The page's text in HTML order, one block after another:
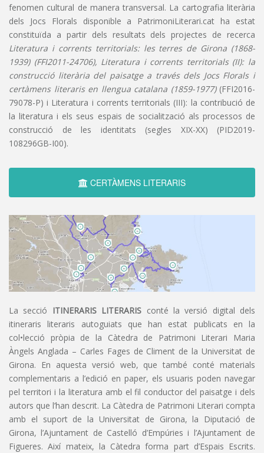
fenomen cultural de manera transversal. La cartografia literària
dels Jocs Florals disponible a PatrimoniLiterari.cat ha estat
constituïda a partir dels resultats dels projectes de recerca
Literatura i corrents territorials: les terres de Girona (1868-
1939) (FFI2011-24706), Literatura i corrents territorials (II): la
construcció literària del paisatge a través dels Jocs Florals i
certàmens literaris en llengua catalana (1859-1977)(FFI2016-
79078-P) i Literatura i corrents territorials (III): la contribució de
la literatura i els seus espais de socialització als processos de
construcció de les identitats (segles XIX-XX) (PID2019-
108296GB-I00).
CERTÀMENS LITERARIS
La secció ITINERARIS LITERARIS conté la versió digital dels
itineraris literaris autoguiats que han estat publicats en la
col•lecció pròpia de la Càtedra de Patrimoni Literari Maria
Àngels Anglada – Carles Fages de Climent de la Universitat de
Girona. En aquesta versió web, que també conté materials
complementaris a l’edició en paper, els usuaris poden navegar
pel territori i la literatura amb el fil conductor del paisatge i dels
autors que l’han descrit. La Càtedra de Patrimoni Literari compta
amb el suport de la Universitat de Girona, la Diputació de
Girona, l’Ajuntament de Castelló d’Empúries i l’Ajuntament de
Figueres. Així mateix, la Càtedra forma part d’Espais Escrits.